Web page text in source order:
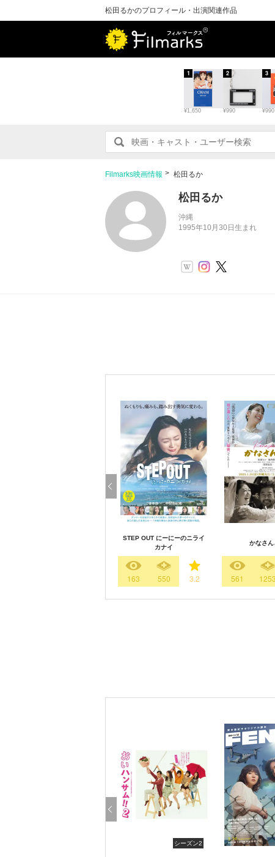
松田るかのプロフィール・出演関連作品
¥1,650
1
¥990
2
¥990
3
Filmarks映画情報 松田るか
松田るか
沖縄
1995年10月30日生まれ
STEP OUT にーにーのニライ
カナイ
163 550 3.2
かなさん
561 1253
シーズン2